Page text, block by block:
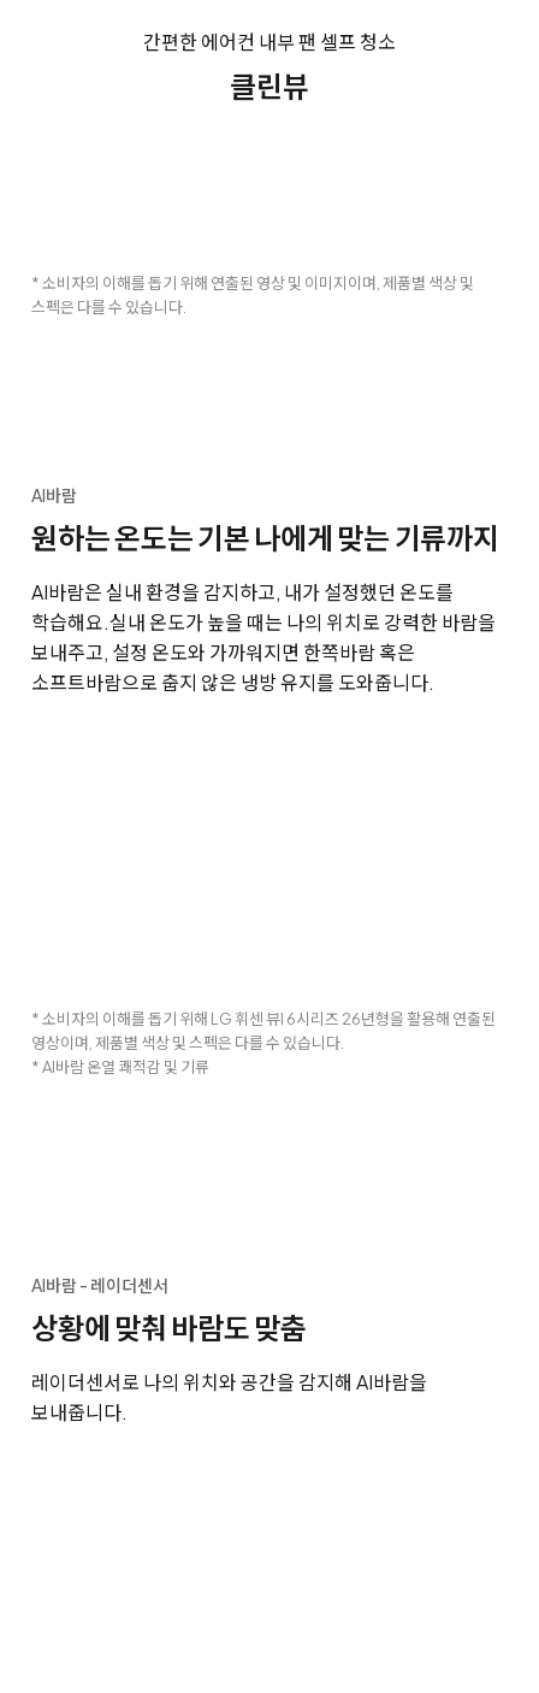
간편한 에어컨 내부 팬 셀프 청소
클린뷰
* 소비자의 이해를 돕기 위해 연출된 영상 및 이미지이며, 제품별 색상 및
스펙은 다를 수 있습니다.
AI바람
원하는 온도는 기본 나에게 맞는 기류까지
AI바람은 실내 환경을 감지하고, 내가 설정했던 온도를
학습해요.실내 온도가 높을 때는 나의 위치로 강력한 바람을
보내주고, 설정 온도와 가까워지면 한쪽바람 혹은
소프트바람으로 춥지 않은 냉방 유지를 도와줍니다.
* 소비자의 이해를 돕기 위해 LG 휘센 뷰I 6시리즈 26년형을 활용해 연출된
영상이며, 제품별 색상 및 스펙은 다를 수 있습니다.
* AI바람 온열 쾌적감 및 기류
AI바람 - 레이더센서
상황에 맞춰 바람도 맞춤
레이더센서로 나의 위치와 공간을 감지해 AI바람을
보내줍니다.